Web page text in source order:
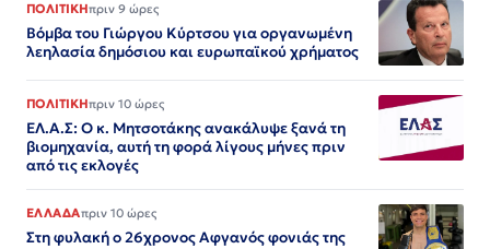
ΠΟΛΙΤΙΚΗπριν 9 ώρες
Βόμβα του Γιώργου Κύρτσου για οργανωμένη
λεηλασία δημόσιου και ευρωπαϊκού χρήματος
ΠΟΛΙΤΙΚΗπριν 10 ώρες
ΕΛ.Α.Σ: Ο κ. Μητσοτάκης ανακάλυψε ξανά τη
βιομηχανία, αυτή τη φορά λίγους μήνες πριν
από τις εκλογές
ΕΛΛΑΔΑπριν 10 ώρες
Στη φυλακή ο 26χρονος Αφγανός φονιάς της